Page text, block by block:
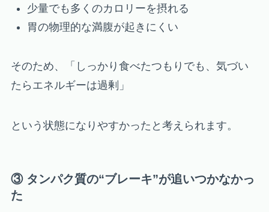
少量でも多くのカロリーを摂れる
胃の物理的な満腹が起きにくい
そのため、「しっかり食べたつもりでも、気づい
たらエネルギーは過剰」
という状態になりやすかったと考えられます。
③ タンパク質の“ブレーキ”が追いつかなかっ
た